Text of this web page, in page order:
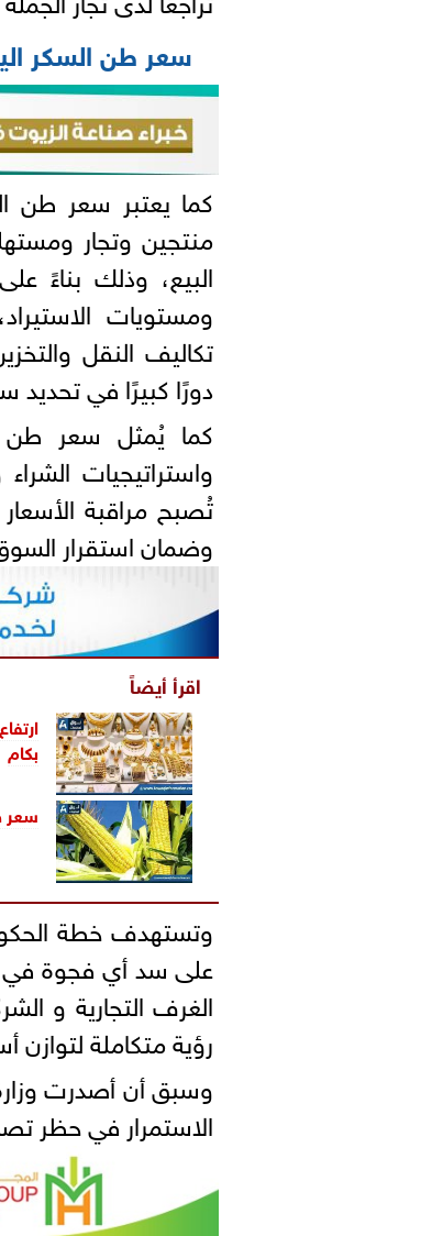
سعر طن السكر
كما يعتبر سعر طن
منتجين وتجار
البيع، وذلك بناءً
ومستويات
تكاليف النقل
دورًا كبيرًا في تحديد
كما يُمثل سعر طن
واستراتيجيات
تُصبح مراقبة
وضمان استقرار
اقرأ أيضاً
بكام
سعر
وتستهدف خطة
على سد أي فجوة في
الغرف التجارية و
رؤية متكاملة لتوازن
الاستمرار في حظر تصدير